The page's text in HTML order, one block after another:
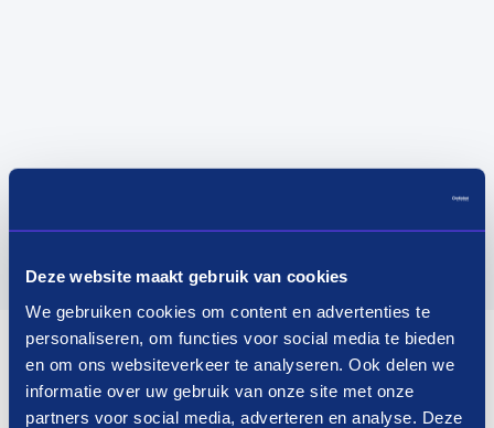
Deze website maakt gebruik van cookies
We gebruiken cookies om content en advertenties te
personaliseren, om functies voor social media te bieden
en om ons websiteverkeer te analyseren. Ook delen we
informatie over uw gebruik van onze site met onze
partners voor social media, adverteren en analyse. Deze